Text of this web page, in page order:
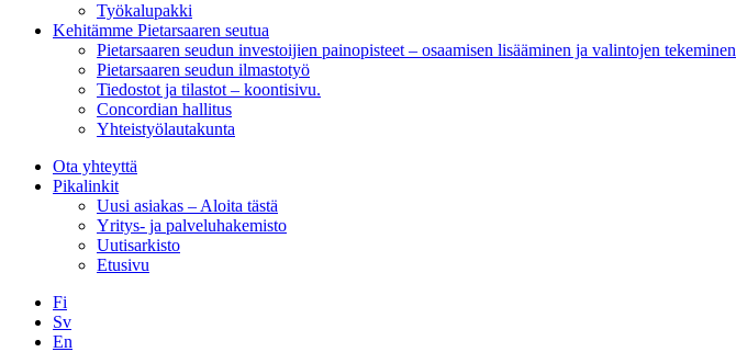
Työkalupakki
Kehitämme Pietarsaaren seutua
Pietarsaaren seudun investoijien painopisteet – osaamisen lisääminen ja valintojen tekeminen
Pietarsaaren seudun ilmastotyö
Tiedostot ja tilastot – koontisivu.
Concordian hallitus
Yhteistyölautakunta
Ota yhteyttä
Pikalinkit
Uusi asiakas – Aloita tästä
Yritys- ja palveluhakemisto
Uutisarkisto
Etusivu
Fi
Sv
En